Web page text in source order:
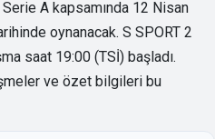
A kapsamında 12 Nisan
oynanacak. S SPORT 2
saat 19:00 (TSİ) başladı.
ve özet bilgileri bu